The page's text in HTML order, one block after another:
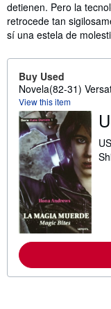
detienen. Pero la
retrocede tan
sí una estela de
Buy Used
Novela(82-31)
View this item